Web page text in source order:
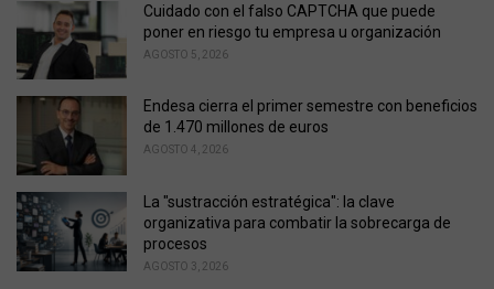
Cuidado con el falso CAPTCHA que puede
poner en riesgo tu empresa u organización
AGOSTO 5, 2026
Endesa cierra el primer semestre con beneficios
de 1.470 millones de euros
AGOSTO 4, 2026
La "sustracción estratégica": la clave
organizativa para combatir la sobrecarga de
procesos
AGOSTO 3, 2026